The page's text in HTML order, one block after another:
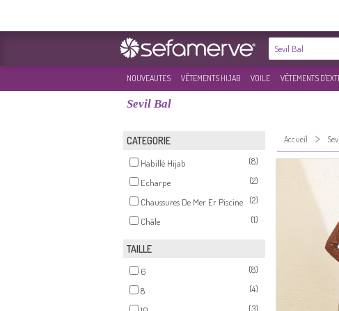
NOUVEAUTES VÊTEMENTS HIJAB VOILE VÊTEMENTS
Sevil Bal
CATEGORIE
Habillé Hijab
(8)
Echarpe
(2)
Chaussures De Mer Er Piscine
(2)
Châle
(1)
TAILLE
6
(8)
8
(4)
(3)
Accueil >